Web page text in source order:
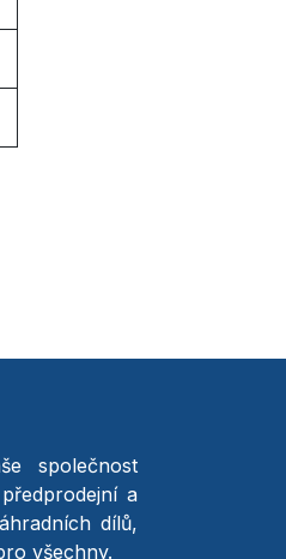
společnost
a
dílů,
všechny.